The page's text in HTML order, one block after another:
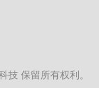
技 保留所有权利。